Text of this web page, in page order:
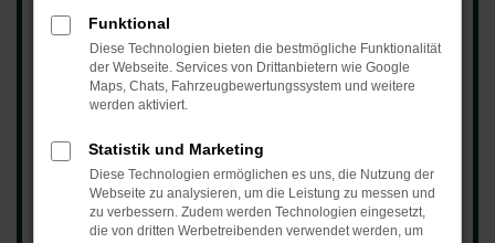
Škoda Kamiq Balance
Fahrleistung Gesamt 10.000 km
48 mtl. Leasingraten à 169,00 €3
Funktional
Diese Technologien bieten die bestmögliche Funktionalität
der Webseite. Services von Drittanbietern wie Google
Maps, Chats, Fahrzeugbewertungssystem und weitere
werden aktiviert.
Statistik und Marketing
Diese Technologien ermöglichen es uns, die Nutzung der
Webseite zu analysieren, um die Leistung zu messen und
zu verbessern. Zudem werden Technologien eingesetzt,
die von dritten Werbetreibenden verwendet werden, um